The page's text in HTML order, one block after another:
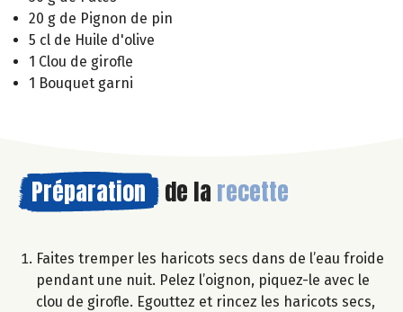
20 g de Pignon de pin
5 cl de Huile d'olive
1 Clou de girofle
1 Bouquet garni
Préparation de la recette
Faites tremper les haricots secs dans de l’eau froide
pendant une nuit. Pelez l’oignon, piquez-le avec le
clou de girofle. Egouttez et rincez les haricots secs,